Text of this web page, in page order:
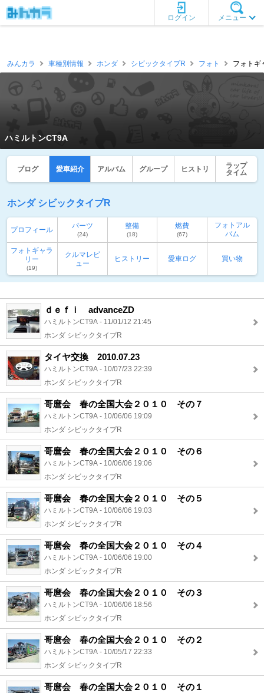
メニュー
ログイン
みんカラ 車種別情報 ホンダ シビックタイプR フォト フォトギ
ハミルトンCT9A
ブログ 愛車紹介 アルバム グループ ヒストリ
ラップ
タイム
ホンダ シビックタイプR
プロフィール パーツ
(24)
整備
(18)
燃費
(67)
フォトアル
バム
フォトギャラ
リー
(19)
クルマレビ
ュー
ヒストリー 愛車ログ 買い物
ｄｅｆｉ advanceZD
ハミルトンCT9A - 11/01/12 21:45
ホンダ シビックタイプR
タイヤ交換 2010.07.23
ハミルトンCT9A - 10/07/23 22:39
ホンダ シビックタイプR
哥麿会 春の全国大会２０１０ その７
ハミルトンCT9A - 10/06/06 19:09
ホンダ シビックタイプR
哥麿会 春の全国大会２０１０ その６
ハミルトンCT9A - 10/06/06 19:06
ホンダ シビックタイプR
哥麿会 春の全国大会２０１０ その５
ハミルトンCT9A - 10/06/06 19:03
ホンダ シビックタイプR
哥麿会 春の全国大会２０１０ その４
ハミルトンCT9A - 10/06/06 19:00
ホンダ シビックタイプR
哥麿会 春の全国大会２０１０ その３
ハミルトンCT9A - 10/06/06 18:56
ホンダ シビックタイプR
哥麿会 春の全国大会２０１０ その２
ハミルトンCT9A - 10/05/17 22:33
ホンダ シビックタイプR
哥麿会 春の全国大会２０１０ その１